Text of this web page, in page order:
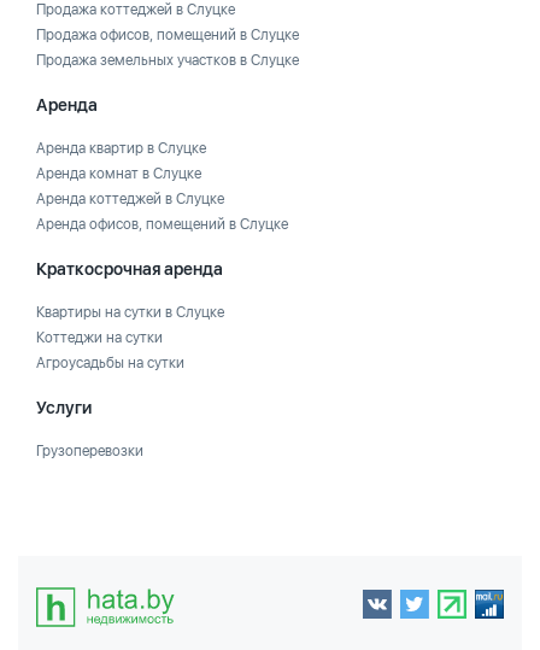
Продажа коттеджей в Слуцке
Продажа офисов, помещений в Слуцке
Продажа земельных участков в Слуцке
Аренда
Аренда квартир в Слуцке
Аренда комнат в Слуцке
Аренда коттеджей в Слуцке
Аренда офисов, помещений в Слуцке
Краткосрочная аренда
Квартиры на сутки в Слуцке
Коттеджи на сутки
Агроусадьбы на сутки
Услуги
Грузоперевозки